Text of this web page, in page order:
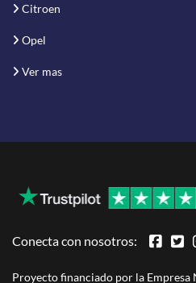
Citroen
Opel
Ver mas
Conecta con nosotros:
Proyecto financiado por la Empresa